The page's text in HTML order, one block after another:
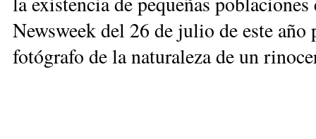
Newsweek del 26 de julio de este
fotógrafo de la naturaleza de un